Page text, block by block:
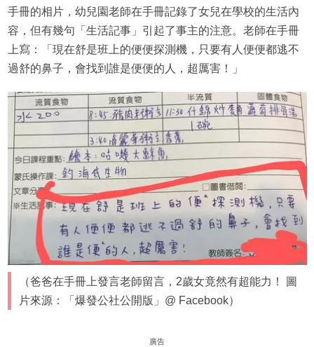
手冊的相片，幼兒園老師在手冊記錄了女兒在學校的生活內
容，但有幾句「生活記事」引起了事主的注意。老師在手冊
上寫：「現在舒是班上的便便探測機，只要有人便便都逃不
過舒的鼻子，會找到誰是便便的人，超厲害！」
（爸爸在手冊上發言老師留言，2歲女竟然有超能力！ 圖
片來源：「爆發公社公開版」@ Facebook）
廣告